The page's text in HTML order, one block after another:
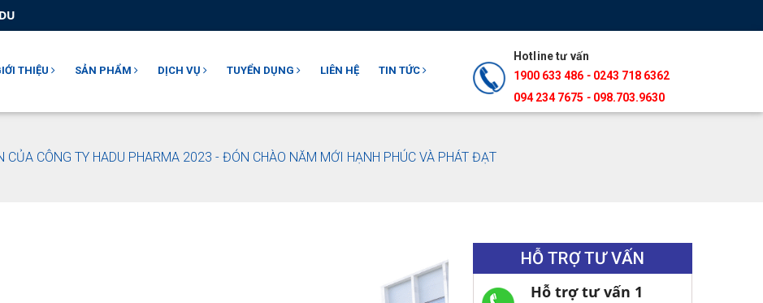
THIỆU SẢN PHẨM DỊCH VỤ TUYỂN DỤNG LIÊN HỆ TIN TỨC
Hotline tư vấn
1900 633 486 - 0243 718 6362
094 234 7675‬ - 098.703.9630
CỦA CÔNG TY HADU PHARMA 2023 - ĐÓN CHÀO NĂM MỚI HẠNH PHÚC VÀ PHÁT ĐẠT
HỖ TRỢ TƯ VẤN
Hỗ trợ tư vấn 1